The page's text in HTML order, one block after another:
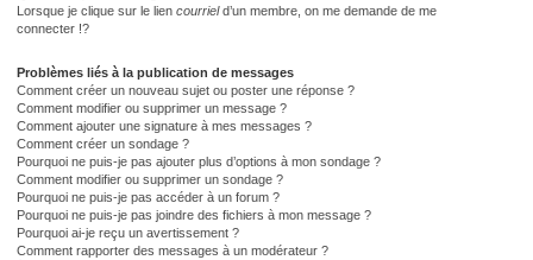
Lorsque je clique sur le lien courrield’un membre, on me demande de me
connecter !?
Problèmes liés à la publication de messages
Comment créer un nouveau sujet ou poster une réponse ?
Comment modifier ou supprimer un message ?
Comment ajouter une signature à mes messages ?
Comment créer un sondage ?
Pourquoi ne puis-je pas ajouter plus d’options à mon sondage ?
Comment modifier ou supprimer un sondage ?
Pourquoi ne puis-je pas accéder à un forum ?
Pourquoi ne puis-je pas joindre des fichiers à mon message ?
Pourquoi ai-je reçu un avertissement ?
Comment rapporter des messages à un modérateur ?